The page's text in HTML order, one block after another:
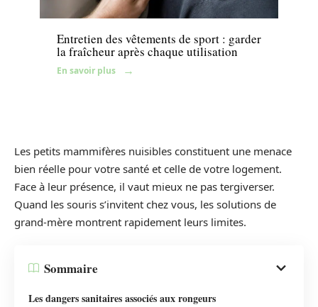
Entretien des vêtements de sport : garder
la fraîcheur après chaque utilisation
En savoir plus
Les petits mammifères nuisibles constituent une menace
bien réelle pour votre santé et celle de votre logement.
Face à leur présence, il vaut mieux ne pas tergiverser.
Quand les souris s’invitent chez vous, les solutions de
grand-mère montrent rapidement leurs limites.
Sommaire
Les dangers sanitaires associés aux rongeurs